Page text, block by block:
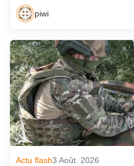
piwi
Actu flash3 Août. 2026